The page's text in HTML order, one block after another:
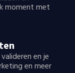
moment met
en je
en meer